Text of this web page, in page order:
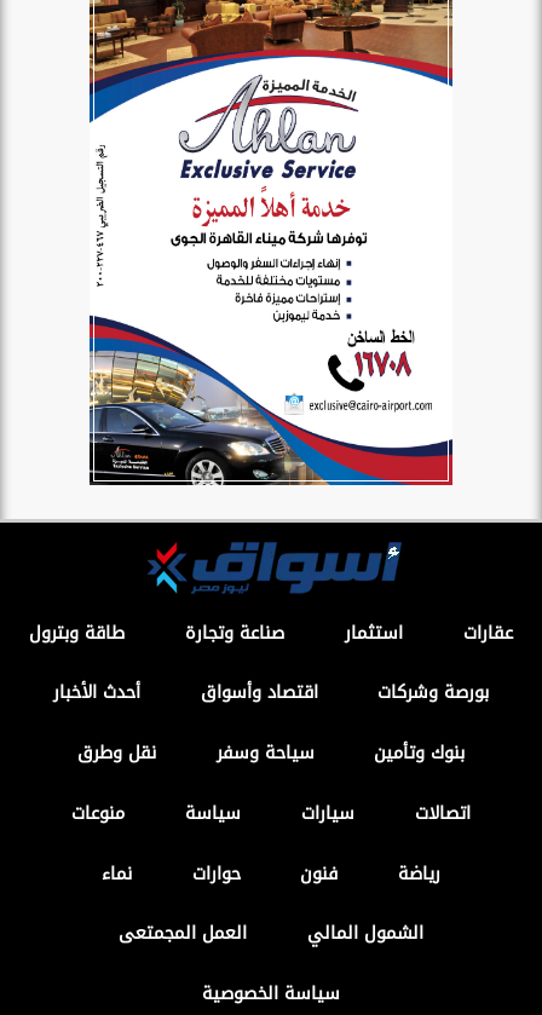
عقارات استثمار صناعة وتجارة
طاقة وبترول
بورصة وشركات
اقتصاد وأسواق
أحدث الأخبار
بنوك وتأمين
سياحة وسفر
نقل وطرق
اتصالات
سيارات سياسة
منوعات
رياضة
فنون حوارات
نماء
الشمول المالي
العمل المجمتعى
سياسة الخصوصية